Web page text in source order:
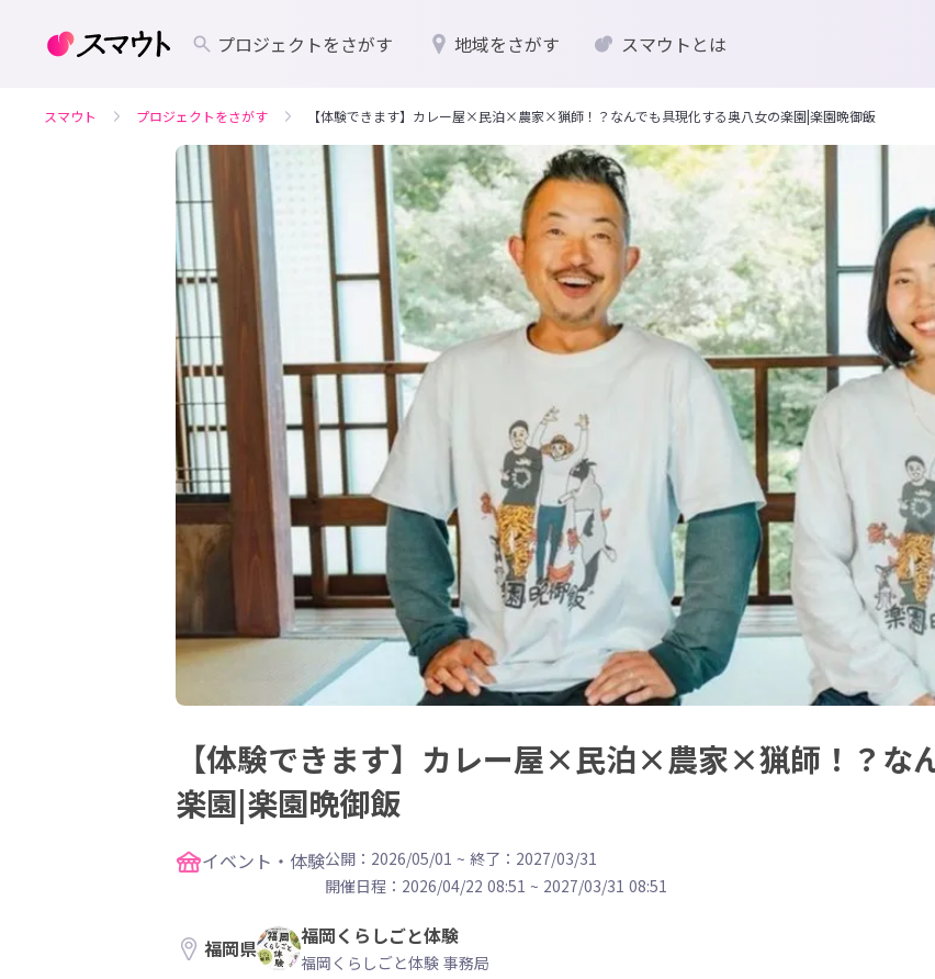
プロジェクトをさがす 地域をさがす スマウトとは
スマウト プロジェクトをさがす 【体験できます】カレー屋×民泊×農家×猟師！？なんでも具現化する奥八女の楽園|楽園晩御飯
【体験できます】カレー屋×民泊×農家×猟師！？な
楽園|楽園晩御飯
イベント・体験公開：2026/05/01 ~ 終了：2027/03/31
開催日程： 2026/04/22 08:51 ~ 2027/03/31 08:51
福岡県 福岡くらしごと体験
福岡くらしごと体験 事務局